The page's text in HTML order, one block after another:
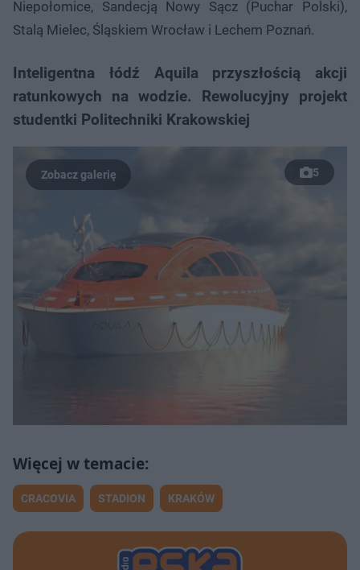
Niepołomice, Sandecją Nowy Sącz (Puchar Polski),
Stalą Mielec, Śląskiem Wrocław i Lechem Poznań.
Inteligentna łódź Aquila przyszłością akcji
ratunkowych na wodzie. Rewolucyjny projekt
studentki Politechniki Krakowskiej
5
CRACOVIA STADION KRAKÓW